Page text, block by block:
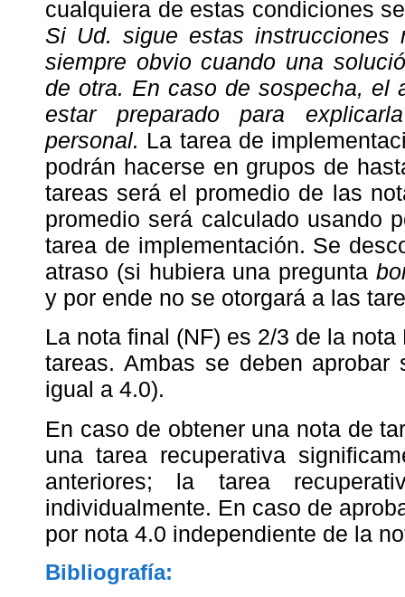
cualquiera de estas condiciones
Si Ud. sigue estas instrucciones
siempre obvio cuando una
de otra. En caso de sospecha, el
estar preparado para
personal. La tarea de
podrán hacerse en grupos de
tareas será el promedio de las
promedio será calculado usando
tarea de implementación. Se
atraso (si hubiera una pregunta
y por ende no se otorgará a las
La nota final (NF) es 2/3 de la
tareas. Ambas se deben aprobar
igual a 4.0).
En caso de obtener una nota de
una tarea recuperativa
anteriores; la tarea
individualmente. En caso de
por nota 4.0 independiente de la
Bibliografía: